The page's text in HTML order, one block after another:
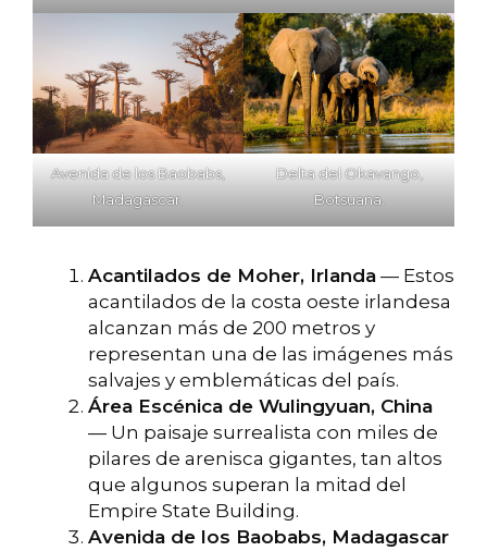
Avenida de los Baobabs,
Madagascar.
Delta del Okavango,
Botsuana.
Acantilados de Moher, Irlanda — Estos
acantilados de la costa oeste irlandesa
alcanzan más de 200 metros y
representan una de las imágenes más
salvajes y emblemáticas del país.
Área Escénica de Wulingyuan, China
— Un paisaje surrealista con miles de
pilares de arenisca gigantes, tan altos
que algunos superan la mitad del
Empire State Building.
Avenida de los Baobabs, Madagascar